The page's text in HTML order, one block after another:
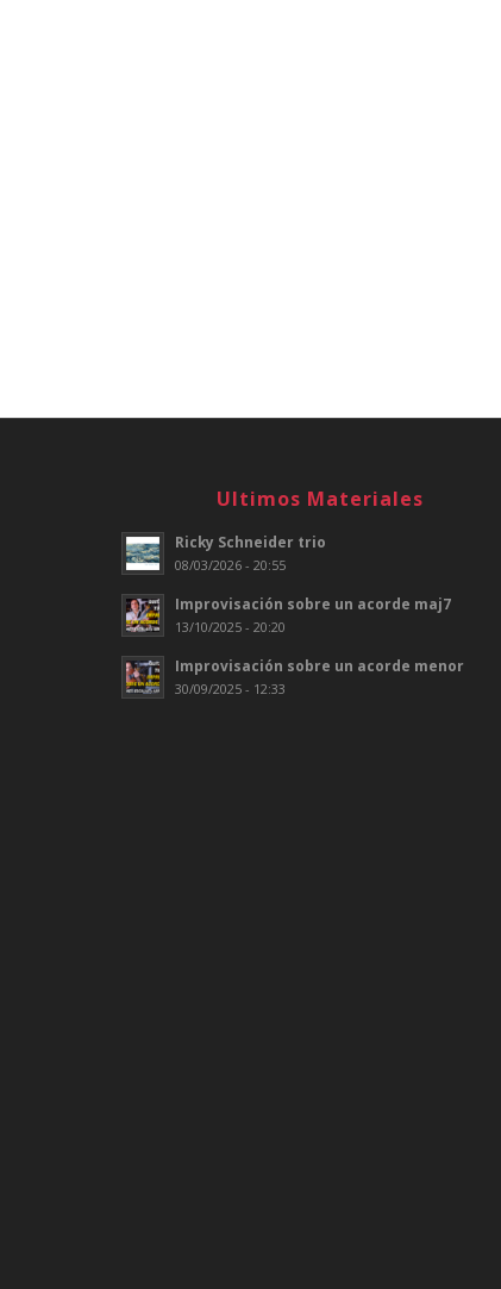
Ultimos Materiales
Ricky Schneider trio
08/03/2026 - 20:55
Improvisación sobre un acorde maj7
13/10/2025 - 20:20
Improvisación sobre un acorde menor
30/09/2025 - 12:33